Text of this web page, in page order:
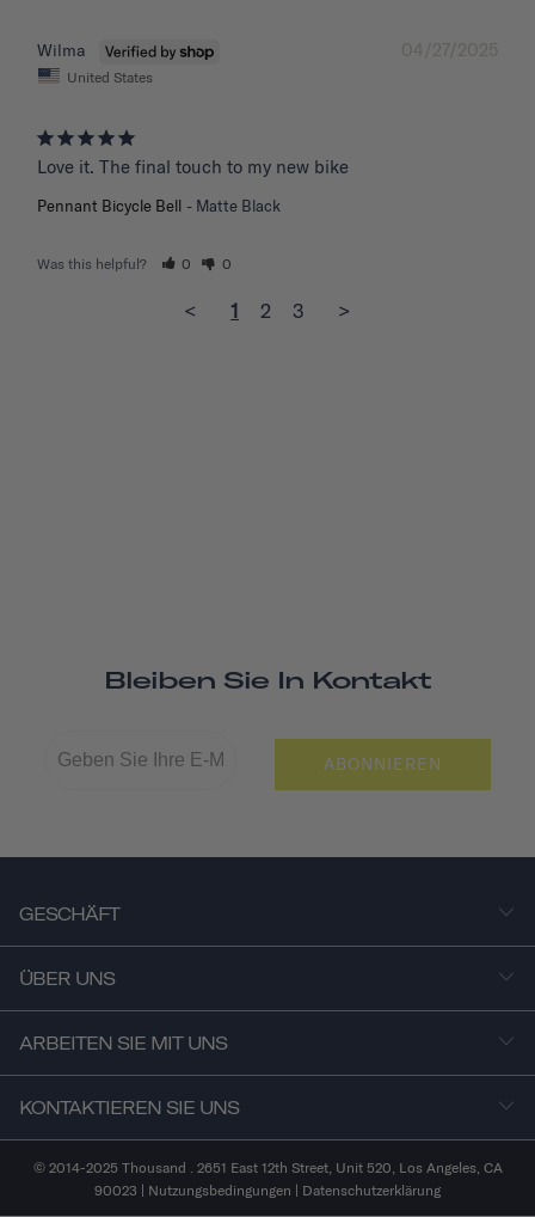
04/27/2025
Wilma
United States
Love it. The final touch to my new bike
Pennant Bicycle Bell Matte Black
Was this helpful? 0 0
< 1 2 3 >
Bleiben Sie In Kontakt
ABONNIEREN
GESCHÄFT
ÜBER UNS
ARBEITEN SIE MIT UNS
KONTAKTIEREN SIE UNS
© 2014-2025 Thousand . 2651 East 12th Street, Unit 520, Los Angeles, CA
90023 | Nutzungsbedingungen | Datenschutzerklärung